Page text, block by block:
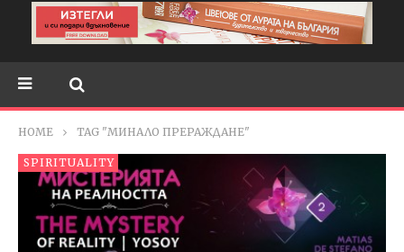
HOME TAG "МИНАЛО ПРЕРАЖДАНЕ"
SPIRITUALITY